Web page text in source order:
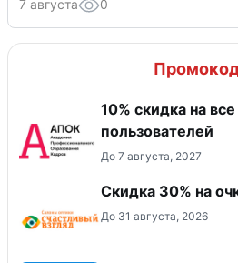
7 августа 0
10% скидка на
пользователей
До 7 августа, 2027
Скидка 30% на
До 31 августа, 2026